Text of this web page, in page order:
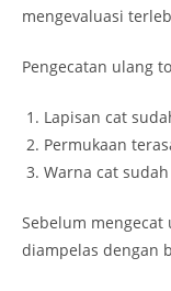
mengevaluasi
Pengecatan ulang
Lapisan cat
Permukaan
Warna cat
Sebelum
diampelas dengan